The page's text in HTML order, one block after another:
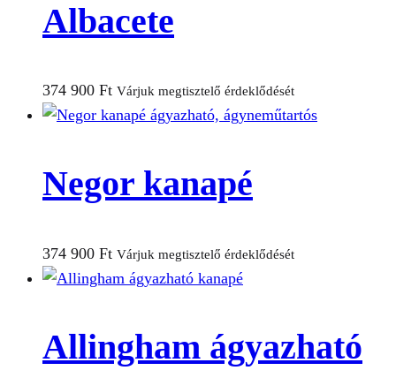
Albacete
374 900 Ft Várjuk megtisztelő érdeklődését
Negor kanapé
374 900 Ft Várjuk megtisztelő érdeklődését
Allingham ágyazható